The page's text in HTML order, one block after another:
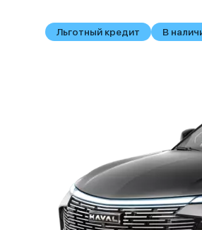
Льготный кредит В